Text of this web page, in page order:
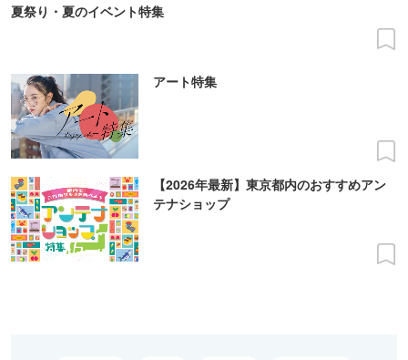
夏祭り・夏のイベント特集
アート特集
【2026年最新】東京都内のおすすめアン
テナショップ